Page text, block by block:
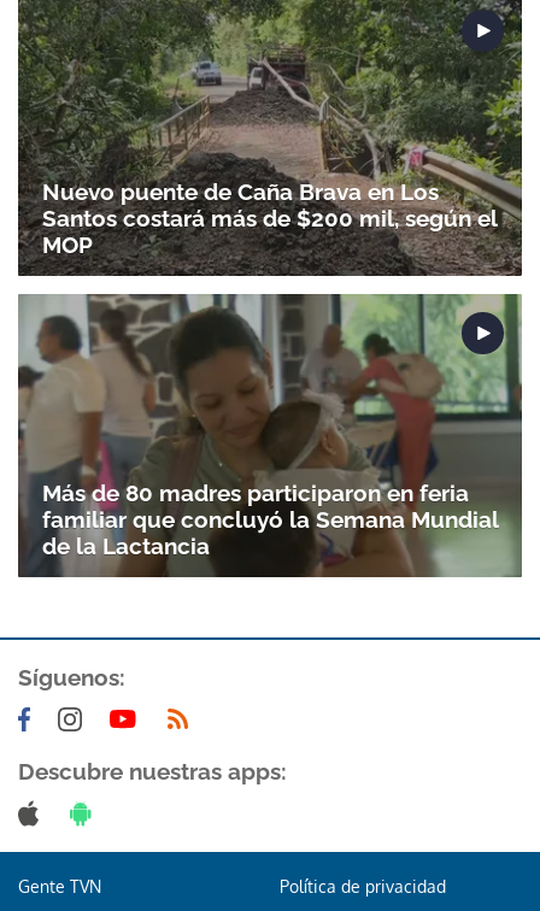
Nuevo puente de Caña Brava en Los
Santos costará más de $200 mil, según el
MOP
Más de 80 madres participaron en feria
familiar que concluyó la Semana Mundial
de la Lactancia
Síguenos:
Descubre nuestras apps:
Gente TVN Política de privacidad